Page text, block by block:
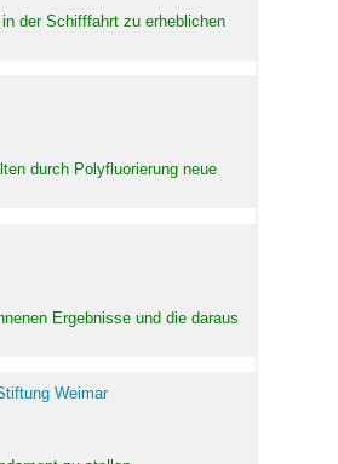
der Schifffahrt zu erheblichen
durch Polyfluorierung neue
Ergebnisse und die daraus
Weimar